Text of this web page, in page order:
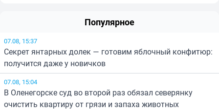
Популярное
07.08, 15:37
Секрет янтарных долек — готовим яблочный конфитюр:
получится даже у новичков
07.08, 15:04
В Оленегорске суд во второй раз обязал северянку
очистить квартиру от грязи и запаха животных